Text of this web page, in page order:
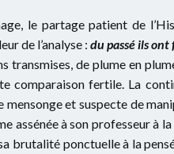
le partage patient de
de l’analyse : du passé ils
transmises, de plume en
fertile. La
et suspecte de
assénée à son professeur à la
brutalité ponctuelle à la